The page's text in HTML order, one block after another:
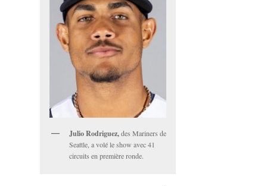
Julio Rodriguez,des Mariners de
Seattle, a volé le show avec 41
circuits en première ronde.